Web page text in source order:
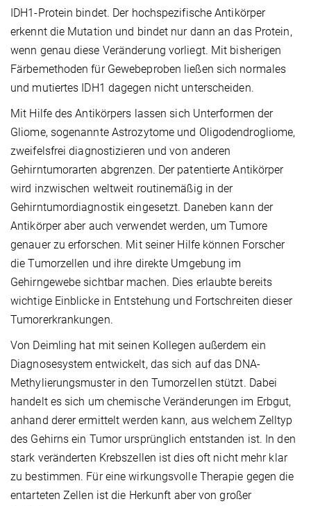
IDH1-Protein bindet. Der hochspezifische Antikörper
erkennt die Mutation und bindet nur dann an das Protein,
wenn genau diese Veränderung vorliegt. Mit bisherigen
Färbemethoden für Gewebeproben ließen sich normales
und mutiertes IDH1 dagegen nicht unterscheiden.
Mit Hilfe des Antikörpers lassen sich Unterformen der
Gliome, sogenannte Astrozytome und Oligodendrogliome,
zweifelsfrei diagnostizieren und von anderen
Gehirntumorarten abgrenzen. Der patentierte Antikörper
wird inzwischen weltweit routinemäßig in der
Gehirntumordiagnostik eingesetzt. Daneben kann der
Antikörper aber auch verwendet werden, um Tumore
genauer zu erforschen. Mit seiner Hilfe können Forscher
die Tumorzellen und ihre direkte Umgebung im
Gehirngewebe sichtbar machen. Dies erlaubte bereits
wichtige Einblicke in Entstehung und Fortschreiten dieser
Tumorerkrankungen.
Von Deimling hat mit seinen Kollegen außerdem ein
Diagnosesystem entwickelt, das sich auf das DNA-
Methylierungsmuster in den Tumorzellen stützt. Dabei
handelt es sich um chemische Veränderungen im Erbgut,
anhand derer ermittelt werden kann, aus welchem Zelltyp
des Gehirns ein Tumor ursprünglich entstanden ist. In den
stark veränderten Krebszellen ist dies oft nicht mehr klar
zu bestimmen. Für eine wirkungsvolle Therapie gegen die
entarteten Zellen ist die Herkunft aber von großer